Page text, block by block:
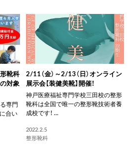
靴科
対象
専門
合い
2/11（金）～2/13（日）オンライン
展示会【装健美靴】開催！
神戸医療福祉専門学校三田校の整形
靴科は全国で唯一の整形靴技術者養
成校です！ ...
2022.2.5
整形靴科